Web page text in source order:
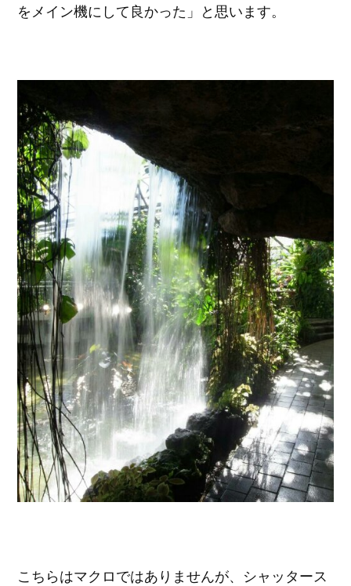
をメイン機にして良かった」と思います。
こちらはマクロではありませんが、シャッタース